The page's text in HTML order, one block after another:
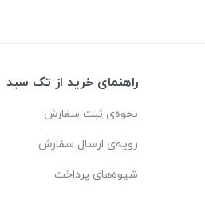
راهنمای خرید از تک سبد
نحوه‌ی ثبت سفارش
رویه‌ی ارسال سفارش
شیوه‌های پرداخت